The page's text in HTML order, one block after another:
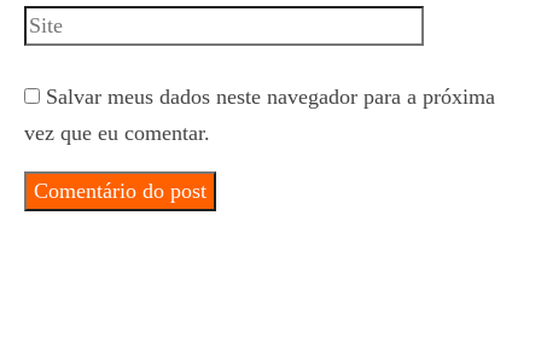
Salvar meus dados neste navegador para a próxima
vez que eu comentar.